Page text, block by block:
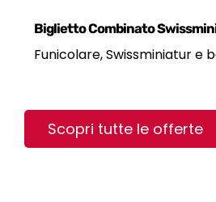
Biglietto Combinato
Funicolare, Swissminiatur e
Scopri tutte le offerte